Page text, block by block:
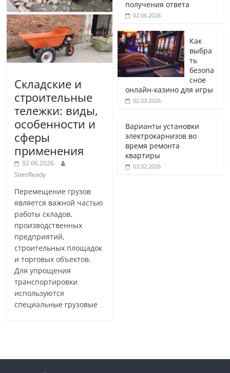
Складские и
строительные
тележки: виды,
особенности и
сферы
применения
02.06.2026
SitesReady
Перемещение грузов
является важной частью
работы складов,
производственных
предприятий,
строительных площадок
и торговых объектов.
Для упрощения
транспортировки
используются
специальные грузовые
получения ответа
02.06.2026
Как
выбра
ть
безопа
сное
онлайн-казино для игры
02.03.2026
Варианты установки
электрокарнизов во
время ремонта
квартиры
03.02.2026